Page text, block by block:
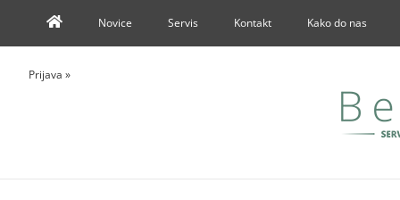
Novice Servis Kontakt Kako do nas
Prijava »